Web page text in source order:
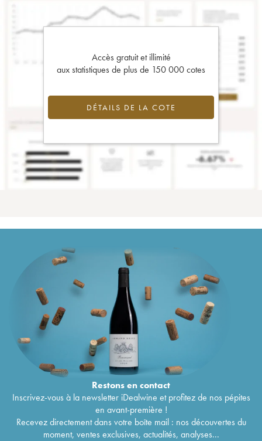
Accès gratuit et illimité
aux statistiques de plus de 150 000 cotes
DÉTAILS DE LA COTE
Restons encontact
Inscrivez-vous à la newsletter iDealwine et profitez de nos pépites
en avant-première !
Recevez directement dans votre boîte mail : nos découvertes du
moment, ventes exclusives, actualités, analyses...